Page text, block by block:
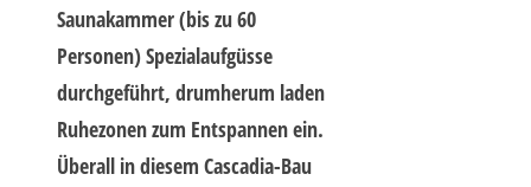
Saunakammer (bis zu 60
Personen) Spezialaufgüsse
durchgeführt, drumherum laden
Ruhezonen zum Entspannen ein.
Überall in diesem Cascadia-Bau